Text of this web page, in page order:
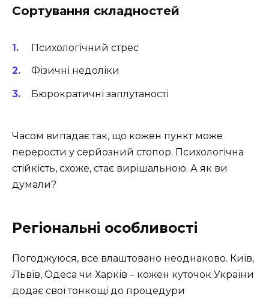
Сортування складностей
Психологічний стрес
Фізичні недоліки
Бюрократичні заплутаності
Часом випадає так, що кожен пункт може
перерости у серйозний стопор. Психологічна
стійкість, схоже, стає вирішальною. А як ви
думали?
Регіональні особливості
Погоджуюся, все влаштовано неоднаково. Київ,
Львів, Одеса чи Харків – кожен куточок України
додає свої тонкощі до процедури